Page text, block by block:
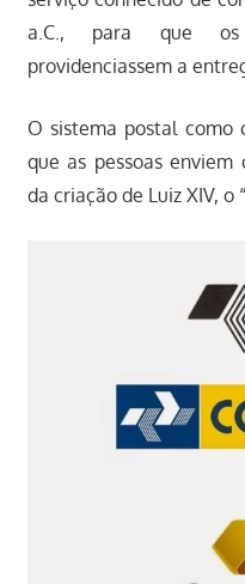
a.C., para que os
providenciassem a
O sistema postal como
que as pessoas
da criação de Luiz XIV, o